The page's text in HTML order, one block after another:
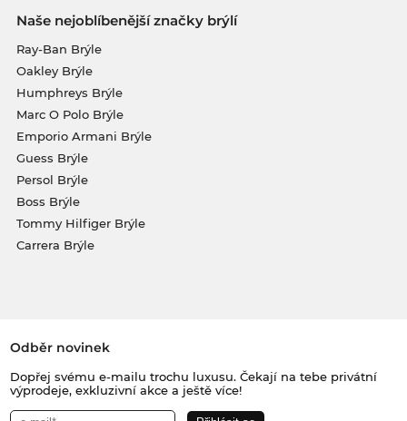
Naše nejoblíbenější značky brýlí
Ray-Ban Brýle
Oakley Brýle
Humphreys Brýle
Marc O Polo Brýle
Emporio Armani Brýle
Guess Brýle
Persol Brýle
Boss Brýle
Tommy Hilfiger Brýle
Carrera Brýle
Odběr novinek
Dopřej svému e-mailu trochu luxusu. Čekají na tebe privátní
výprodeje, exkluzivní akce a ještě více!